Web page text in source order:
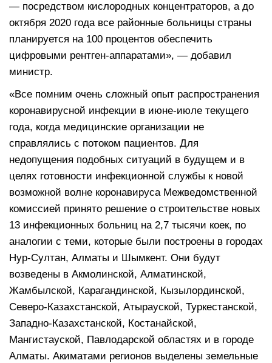
— посредством кислородных концентраторов, а до
октября 2020 года все районные больницы страны
планируется на 100 процентов обеспечить
цифровыми рентген-аппаратами», — добавил
министр.
«Все помним очень сложный опыт распространения
коронавирусной инфекции в июне-июле текущего
года, когда медицинские организации не
справлялись с потоком пациентов. Для
недопущения подобных ситуаций в будущем и в
целях готовности инфекционной службы к новой
возможной волне коронавируса Межведомственной
комиссией принято решение о строительстве новых
13 инфекционных больниц на 2,7 тысячи коек, по
аналогии с теми, которые были построены в городах
Нур-Султан, Алматы и Шымкент. Они будут
возведены в Акмолинской, Алматинской,
Жамбылской, Карагандинской, Кызылординской,
Северо-Казахстанской, Атырауской, Туркестанской,
Западно-Казахстанской, Костанайской,
Мангистауской, Павлодарской областях и в городе
Алматы. Акиматами регионов выделены земельные